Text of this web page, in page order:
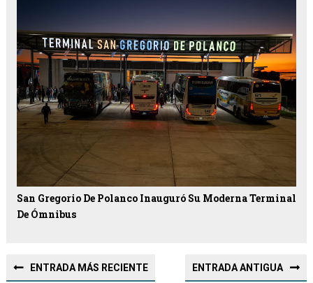
San Gregorio De Polanco Inauguró Su Moderna Terminal
De Ómnibus
ENTRADA MÁS RECIENTE ENTRADA ANTIGUA